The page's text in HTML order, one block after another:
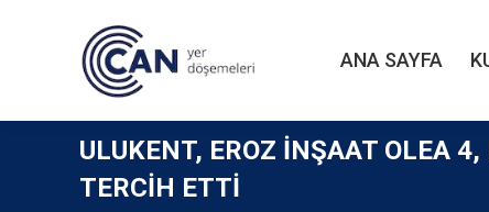
ANA SAYFA
ULUKENT, EROZ İNŞAAT OLEA
TERCIH ETTI